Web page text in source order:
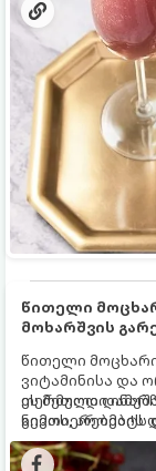
წითელი
მოხარშვის
წითელი მოცხარი
ვიტამინისა და
თერმული
ნივთიერებების
კენკრის
„ცოცხალი
ეს მეთოდი
გემოს, არომატს